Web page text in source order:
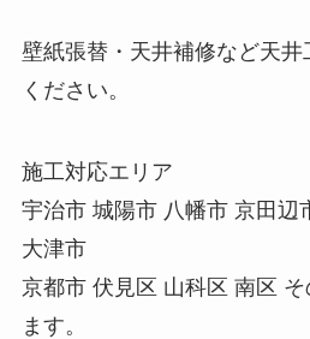
壁紙張替・天井補修など天
ください。
施工対応エリア
宇治市 城陽市 八幡市 京田辺
大津市
京都市 伏見区 山科区 南区
ます。